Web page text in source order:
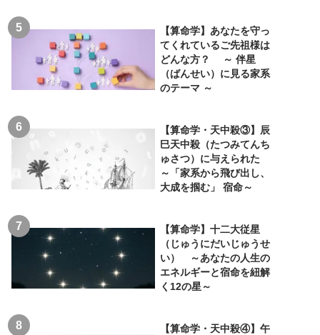
【算命学】あなたを守っ
てくれているご先祖様は
どんな方？ ～ 伴星
（ばんせい）に見る家系
のテーマ ～
【算命学・天中殺③】辰
巳天中殺（たつみてんち
ゅさつ）に与えられた
～「家系から飛び出し、
大成を掴む」 宿命～
【算命学】十二大従星
（じゅうにだいじゅうせ
い） ～あなたの人生の
エネルギーと宿命を紐解
く12の星～
【算命学・天中殺④】午